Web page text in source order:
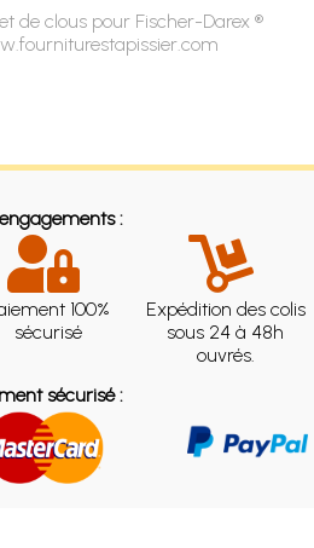
de clous pour Fischer-Darex ®
:
100%
sécurisé
Expédition des colis
sous 24 à 48h
ouvrés.
sécurisé :